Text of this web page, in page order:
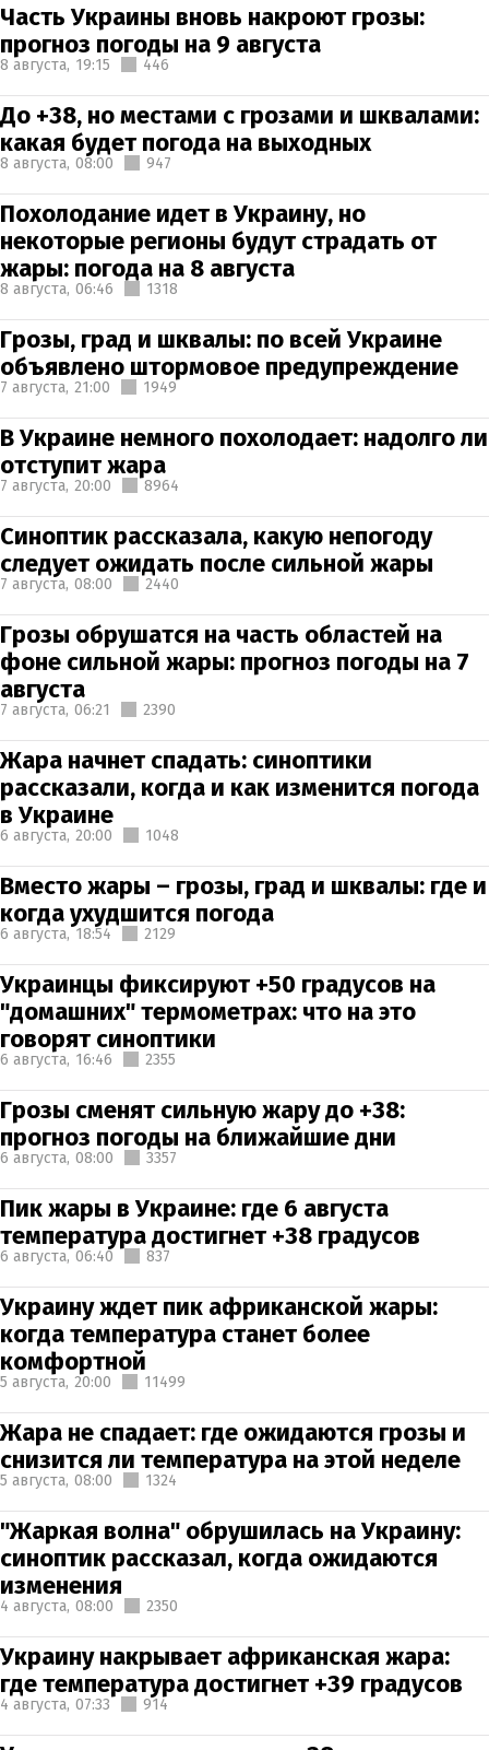
Часть Украины вновь накроют грозы:
прогноз погоды на 9 августа
8 августа, 19:15 446
До +38, но местами с грозами и шквалами:
какая будет погода на выходных
8 августа, 08:00 947
Похолодание идет в Украину, но
некоторые регионы будут страдать от
жары: погода на 8 августа
8 августа, 06:46 1318
Грозы, град и шквалы: по всей Украине
объявлено штормовое предупреждение
7 августа, 21:00 1949
В Украине немного похолодает: надолго ли
отступит жара
7 августа, 20:00 8964
Синоптик рассказала, какую непогоду
следует ожидать после сильной жары
7 августа, 08:00 2440
Грозы обрушатся на часть областей на
фоне сильной жары: прогноз погоды на 7
августа
7 августа, 06:21 2390
Жара начнет спадать: синоптики
рассказали, когда и как изменится погода
в Украине
6 августа, 20:00 1048
Вместо жары – грозы, град и шквалы: где и
когда ухудшится погода
6 августа, 18:54 2129
Украинцы фиксируют +50 градусов на
"домашних" термометрах: что на это
говорят синоптики
6 августа, 16:46 2355
Грозы сменят сильную жару до +38:
прогноз погоды на ближайшие дни
6 августа, 08:00 3357
Пик жары в Украине: где 6 августа
температура достигнет +38 градусов
6 августа, 06:40 837
Украину ждет пик африканской жары:
когда температура станет более
комфортной
5 августа, 20:00 11499
Жара не спадает: где ожидаются грозы и
снизится ли температура на этой неделе
5 августа, 08:00 1324
"Жаркая волна" обрушилась на Украину:
синоптик рассказал, когда ожидаются
изменения
4 августа, 08:00 2350
Украину накрывает африканская жара:
где температура достигнет +39 градусов
4 августа, 07:33 914